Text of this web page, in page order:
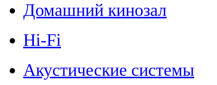
Домашний кинозал
Hi-Fi
Акустические системы